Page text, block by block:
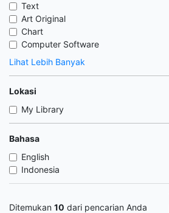
Text
Art Original
Chart
Computer Software
Lihat Lebih Banyak
Lokasi
My Library
Bahasa
English
Indonesia
Ditemukan 10 dari pencarian Anda